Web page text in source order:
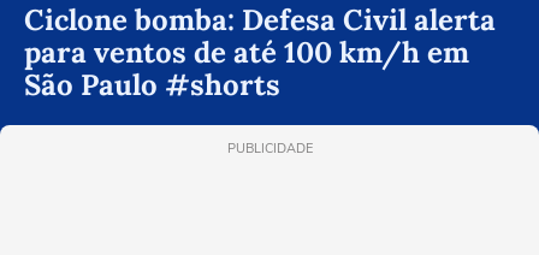
Ciclone bomba: Defesa Civil alerta
para ventos de até 100 km/h em
São Paulo #shorts
PUBLICIDADE